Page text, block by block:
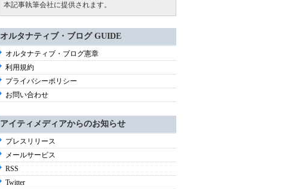
本記事執筆会社に提供されます。
オルタナティブ・ブログ GUIDE
オルタナティブ・ブログ憲章
利用規約
プライバシーポリシー
お問い合わせ
アイティメディアからのお知らせ
プレスリリース
メールサービス
RSS
Twitter